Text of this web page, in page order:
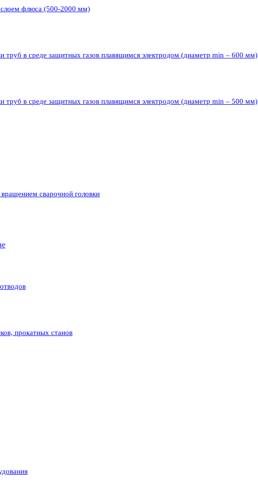
слоем флюса (500-2000 мм)
труб в среде защитных газов плавящимся электродом (диаметр min – 600 мм)
труб в среде защитных газов плавящимся электродом (диаметр min – 500 мм)
сварочной головки
прокатных станов